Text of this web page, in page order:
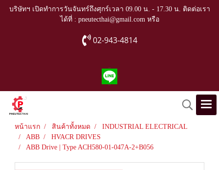
บริษัทฯ เปิดทำการวันจันทร์ถึงศุกร์เวลา 09.00 น. - 17.30 น. ติดต่อเรา
ได้ที่ : pneutecthai@gmail.com หรือ
02-943-4814
หน้าแรก สินค้าทั้งหมด
INDUSTRIAL ELECTRICAL
ABB
HVACR DRIVES
ABB Drive | Type ACH580-01-047A-2+B056